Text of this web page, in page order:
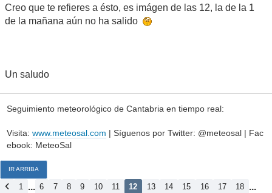
Creo que te refieres a ésto, es imágen de las 12, la de la 1
de la mañana aún no ha salido
Un saludo
Seguimiento meteorológico de Cantabria en tiempo real:
Visita: www.meteosal.com | Síguenos por Twitter: @meteosal | Fac
ebook: MeteoSal
IR ARRIBA
1 ... 6 7 8 9 10 11 12 13 14 15 16 17 18 ...